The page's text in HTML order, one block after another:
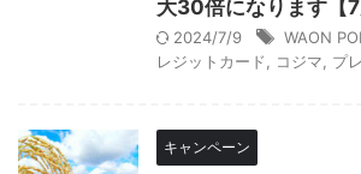
大30倍になります【7
2024/7/9 WAON
レジットカード
コジマ プ
キャンペーン